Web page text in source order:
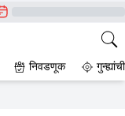
CrimeTak
निवडणूक
olympics medal